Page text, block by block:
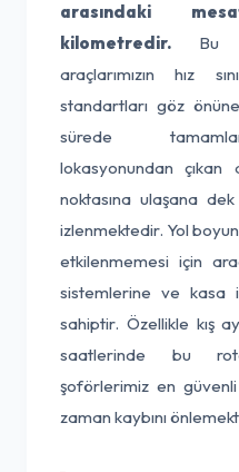
arasındaki
kilometredir. Bu
araçlarımızın hız
standartları göz
sürede
lokasyonundan çıkan
noktasına ulaşana
izlenmektedir. Yol
etkilenmemesi için
sistemlerine ve kasa
sahiptir. Özellikle kış
saatlerinde bu
şoförlerimiz en
zaman kaybını